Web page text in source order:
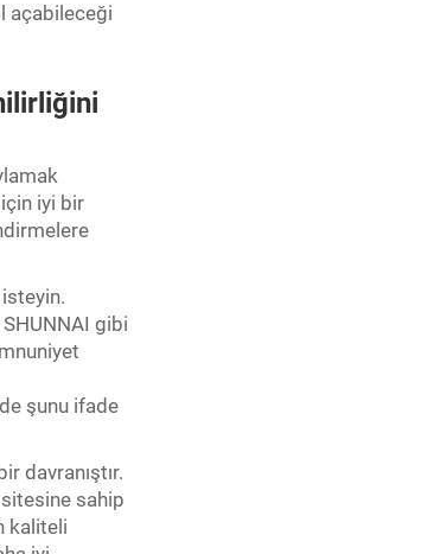
açabileceği
için iyi bir
gibi
şunu ifade
davranıştır.
sahip
kaliteli